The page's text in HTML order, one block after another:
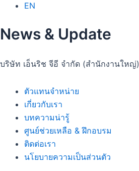
EN
News & Update
บริษัท เอ็นริช จีอี จำกัด (สำนักงานใหญ่)
ตัวแทนจำหน่าย
เกี่ยวกับเรา
บทความน่ารู้
ศูนย์ช่วยเหลือ & ฝึกอบรม
ติดต่อเรา
นโยบายความเป็นส่วนตัว